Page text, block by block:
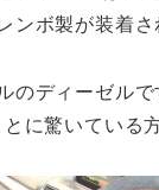
ンボ製が装着
のディーゼル
に驚いている